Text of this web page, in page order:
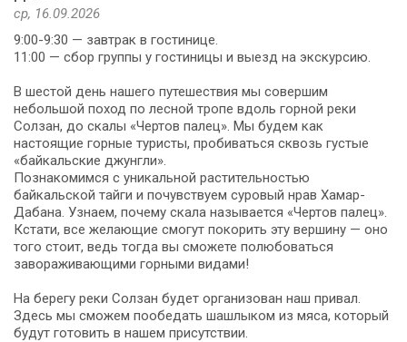
ср, 16.09.2026
9:00-9:30 — завтрак в гостинице.
11:00 — сбор группы у гостиницы и выезд на экскурсию.
В шестой день нашего путешествия мы совершим
небольшой поход по лесной тропе вдоль горной реки
Солзан, до скалы «Чертов палец». Мы будем как
настоящие горные туристы, пробиваться сквозь густые
«байкальские джунгли».
Познакомимся с уникальной растительностью
байкальской тайги и почувствуем суровый нрав Хамар-
Дабана. Узнаем, почему скала называется «Чертов палец».
Кстати, все желающие смогут покорить эту вершину — оно
того стоит, ведь тогда вы сможете полюбоваться
завораживающими горными видами!
На берегу реки Солзан будет организован наш привал.
Здесь мы сможем пообедать шашлыком из мяса, который
будут готовить в нашем присутствии.